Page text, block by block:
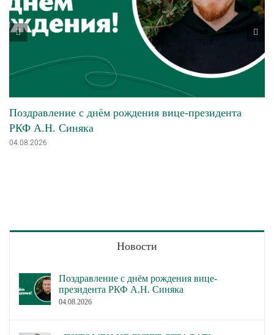
Поздравление с днём рождения вице-президента
РКФ А.Н. Синяка
04.08.2026
Новости
Поздравление с днём рождения вице-
президента РКФ А.Н. Синяка
04.08.2026